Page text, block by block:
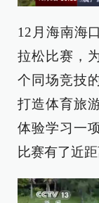
12月海南海
拉松比赛，
个同场竞技
打造体育旅
体验学习一
比赛有了近